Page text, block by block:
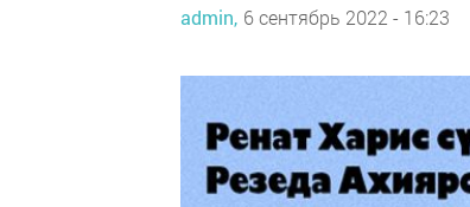
admin, 6 сентябрь 2022 - 16:23